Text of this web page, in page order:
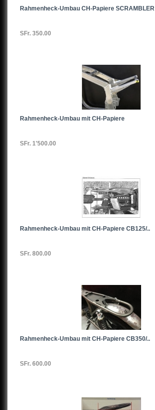
Rahmenheck-Umbau CH-Papiere SCRAMBLER
SFr. 350.00
Rahmenheck-Umbau mit CH-Papiere
SFr. 1'500.00
Rahmenheck-Umbau mit CH-Papiere CB125/..
SFr. 800.00
Rahmenheck-Umbau mit CH-Papiere CB350/..
SFr. 600.00